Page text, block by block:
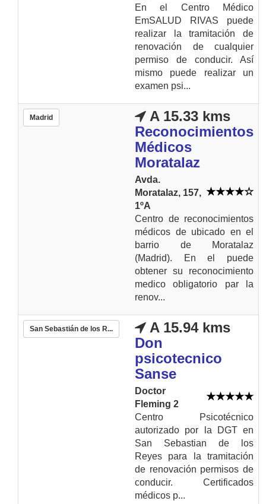
En el Centro Médico
EmSALUD RIVAS puede
realizar la tramitación de
renovación de cualquier
permiso de conducir. Así
mismo puede realizar un
examen psi...
Madrid
A 15.33 kms
Reconocimientos
Médicos
Moratalaz
Avda.
Moratalaz, 157,
1ºA
Centro de reconocimientos
médicos de ubicado en el
barrio de Moratalaz
(Madrid). En el puede
obtener su reconocimiento
medico obligatorio par la
renov...
San Sebastián de los R...
A 15.94 kms
Don
psicotecnico
Sanse
Doctor
Fleming 2
Centro Psicotécnico
autorizado por la DGT en
San Sebastian de los
Reyes para la tramitación
de renovación permisos de
conducir. Certificados
médicos p...